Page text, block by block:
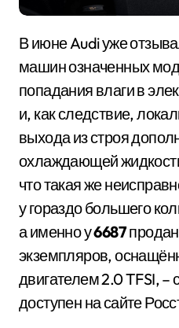
В июне Audi уже отзывала в России 728
машин означенных
попадания влаги в
и, как следствие,
выхода из строя
охлаждающей
что такая же
у гораздо большего
а именно у6687
экземпляров,
двигателем 2.0 TFSI, –
доступен на сайте